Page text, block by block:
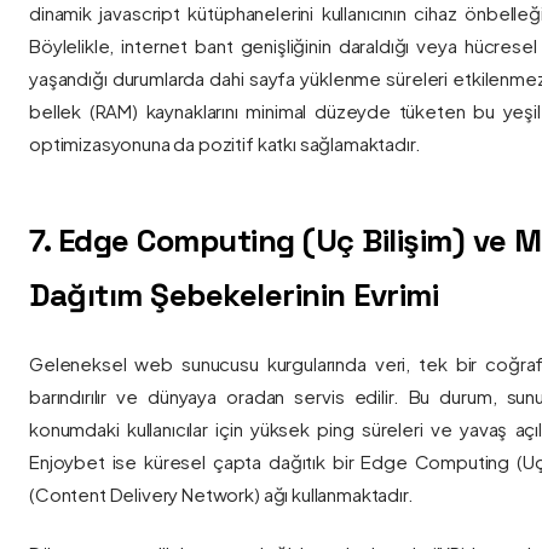
dinamik javascript kütüphanelerini kullanıcının cihaz
Böylelikle, internet bant genişliğinin daraldığı veya
yaşandığı durumlarda dahi sayfa yüklenme süreleri
bellek (RAM) kaynaklarını minimal düzeyde tüketen bu yeşil
optimizasyonuna da pozitif katkı sağlamaktadır.
7. Edge Computing (Uç Bilişim) ve
Dağıtım Şebekelerinin Evrimi
Geleneksel web sunucusu kurgularında veri, tek bir
barındırılır ve dünyaya oradan servis edilir. Bu durum,
konumdaki kullanıcılar için yüksek ping süreleri ve yavaş
Enjoybet ise küresel çapta dağıtık bir Edge Computing
(Content Delivery Network) ağı kullanmaktadır.